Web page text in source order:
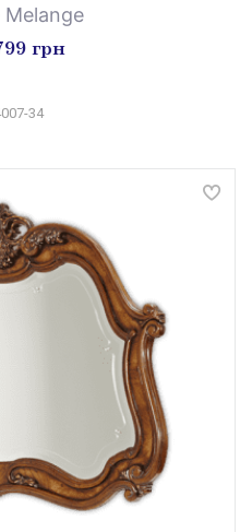
Melange
грн
34